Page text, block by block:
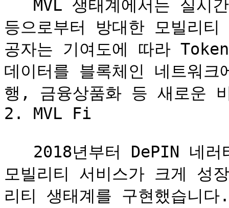
등으로부터 방대한 모빌리
공자는 기여도에 따라
데이터를 블록체인 네트워
행, 금융상품화 등 새로운
2. MVL Fi
모빌리티 서비스가 크게 성
리티 생태계를 구현했습니